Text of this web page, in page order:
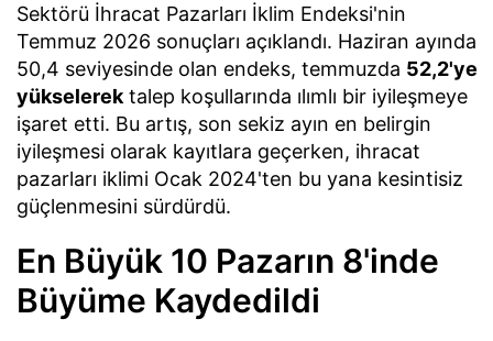
Sektörü İhracat Pazarları İklim Endeksi'nin
Temmuz 2026 sonuçları açıklandı. Haziran ayında
50,4 seviyesinde olan endeks, temmuzda 52,2'ye
yükselerek talep koşullarında ılımlı bir iyileşmeye
işaret etti. Bu artış, son sekiz ayın en belirgin
iyileşmesi olarak kayıtlara geçerken, ihracat
pazarları iklimi Ocak 2024'ten bu yana kesintisiz
güçlenmesini sürdürdü.
En Büyük 10 Pazarın 8'inde
Büyüme Kaydedildi